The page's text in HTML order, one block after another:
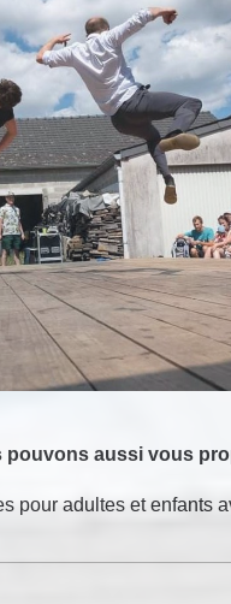
pouvons aussi vous
pour adultes et enfants